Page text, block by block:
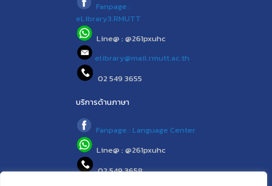
Fanpage :
eLibrary3.RMUTT
Line@ : @261pxuhc
elibrary@mail.rmutt.ac.th
02 549 3655
บริการด้านภาษา
Fanpage : Language Center
Line@ : @261pxuhc
02 549 3658